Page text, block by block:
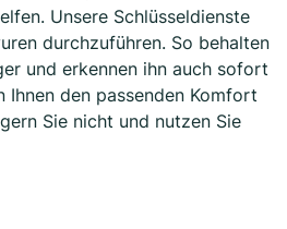
Unsere Schlüsseldienste
durchzuführen. So behalten
und erkennen ihn auch sofort
Ihnen den passenden Komfort
Sie nicht und nutzen Sie